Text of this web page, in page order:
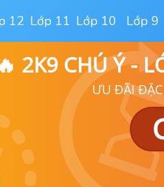
12 Lớp 11 Lớp 10 Lớp 9
2K9 CHÚ Ý -
ƯU ĐÃI ĐẶC